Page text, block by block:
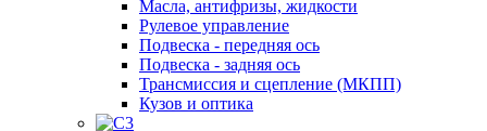
Масла, антифризы, жидкости
Рулевое управление
Подвеска - передняя ось
Подвеска - задняя ось
Трансмиссия и сцепление (МКПП)
Кузов и оптика